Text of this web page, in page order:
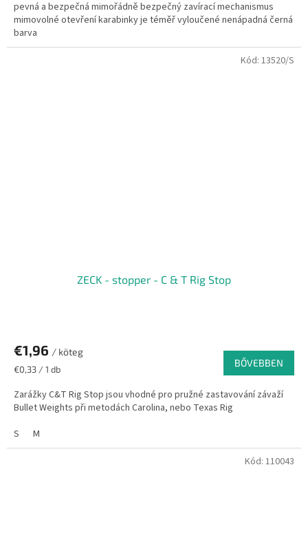
pevná a bezpečná mimořádně bezpečný zavírací mechanismus
mimovolné otevření karabinky je téměř vyloučené nenápadná černá
barva
ZECK - stopper - C & T Rig Stop
€1,96 / köteg
Egységár:
€0,33 / 1 db
BŐVEBBEN
Zarážky C&T Rig Stop jsou vhodné pro pružné zastavování závaží
Bullet Weights při metodách Carolina, nebo Texas Rig
S
M
Kód: 13520/S
Kód: 110043